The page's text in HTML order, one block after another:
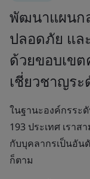
พัฒนาแผนก
ปลอดภัย แล
ด้วยขอบเข
เชี่ยวชาญระ
ในฐานะองค์กรระ
193 ประเทศ เรา
กับบุคลากรเป็นอัน
ก็ตาม